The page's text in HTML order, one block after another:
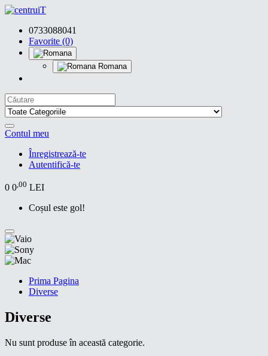
0733088041
Favorite (0)
Romana
Contul meu
Înregistrează-te
Autentifică-te
0 0,00 LEI
Coșul este gol!
Prima Pagina
Diverse
Diverse
Nu sunt produse în această categorie.